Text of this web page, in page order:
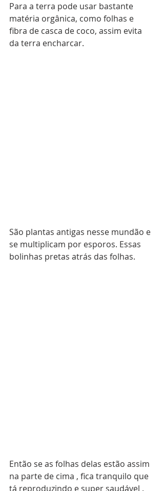
Para a terra pode usar bastante
matéria orgânica, como folhas e
fibra de casca de coco, assim evita
da terra encharcar.
São plantas antigas nesse mundão e
se multiplicam por esporos. Essas
bolinhas pretas atrás das folhas.
Então se as folhas delas estão assim
na parte de cima , fica tranquilo que
tá reproduzindo e super saudável .